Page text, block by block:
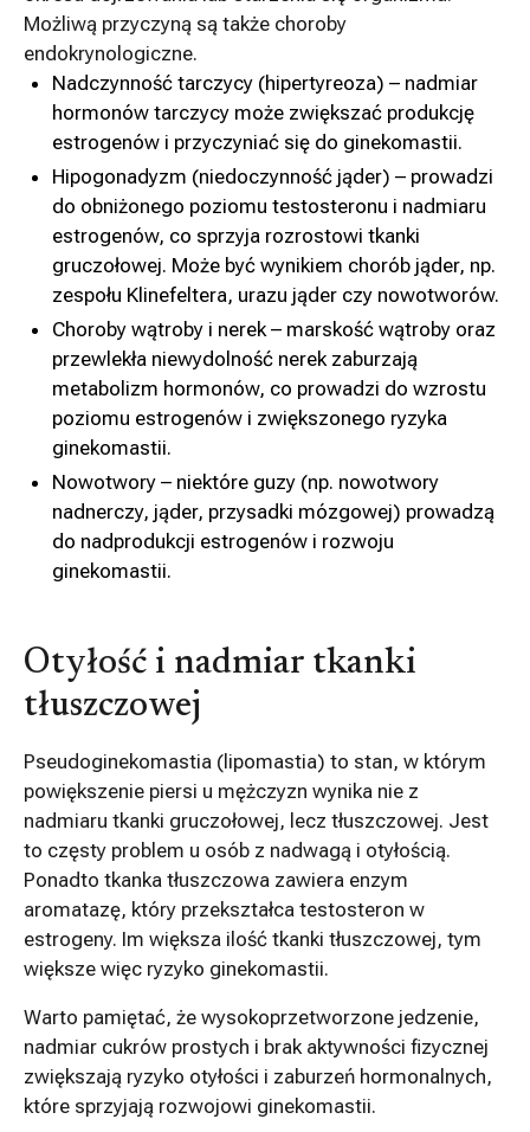
Możliwą przyczyną są także choroby
endokrynologiczne.
Nadczynność tarczycy (hipertyreoza) – nadmiar
hormonów tarczycy może zwiększać produkcję
estrogenów i przyczyniać się do ginekomastii.
Hipogonadyzm (niedoczynność jąder) – prowadzi
do obniżonego poziomu testosteronu i nadmiaru
estrogenów, co sprzyja rozrostowi tkanki
gruczołowej. Może być wynikiem chorób jąder, np.
zespołu Klinefeltera, urazu jąder czy nowotworów.
Choroby wątroby i nerek – marskość wątroby oraz
przewlekła niewydolność nerek zaburzają
metabolizm hormonów, co prowadzi do wzrostu
poziomu estrogenów i zwiększonego ryzyka
ginekomastii.
Nowotwory – niektóre guzy (np. nowotwory
nadnerczy, jąder, przysadki mózgowej) prowadzą
do nadprodukcji estrogenów i rozwoju
ginekomastii.
Otyłość i nadmiar tkanki
tłuszczowej
Pseudoginekomastia (lipomastia) to stan, w którym
powiększenie piersi u mężczyzn wynika nie z
nadmiaru tkanki gruczołowej, lecz tłuszczowej. Jest
to częsty problem u osób z nadwagą i otyłością.
Ponadto tkanka tłuszczowa zawiera enzym
aromatazę, który przekształca testosteron w
estrogeny. Im większa ilość tkanki tłuszczowej, tym
większe więc ryzyko ginekomastii.
Warto pamiętać, że wysokoprzetworzone jedzenie,
nadmiar cukrów prostych i brak aktywności fizycznej
zwiększają ryzyko otyłości i zaburzeń hormonalnych,
które sprzyjają rozwojowi ginekomastii.